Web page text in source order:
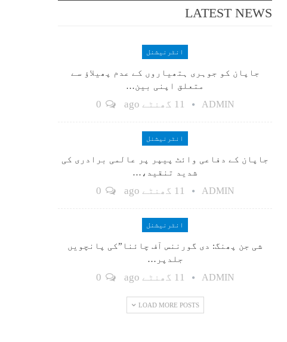
LATEST NEWS
انٹرنیشنل
جاپان کو جوہری ہتھیاروں کے عدم پھیلاؤ سے
متعلق اپنی بین…
ADMIN 11 گھنٹے ago
انٹرنیشنل
جاپان کے دفاعی وائٹ پیپر پر عالمی برادری کی
شدید تنقید،…
ADMIN 11 گھنٹے ago
انٹرنیشنل
شی جن پھنگ: دی گورننس آف چائنا”کی پانچویں
جلدپر…
ADMIN 11 گھنٹے ago
LOAD MORE POSTS